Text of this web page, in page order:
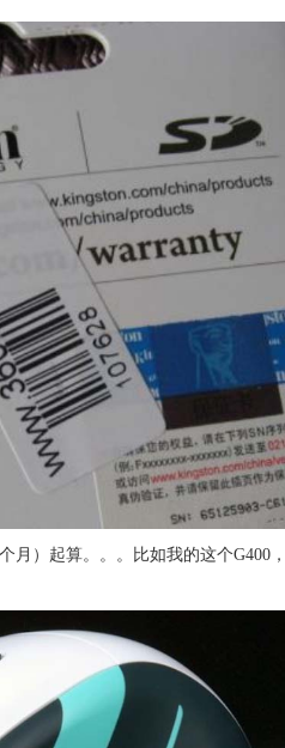
月）起算。。。比如我的这个G400，